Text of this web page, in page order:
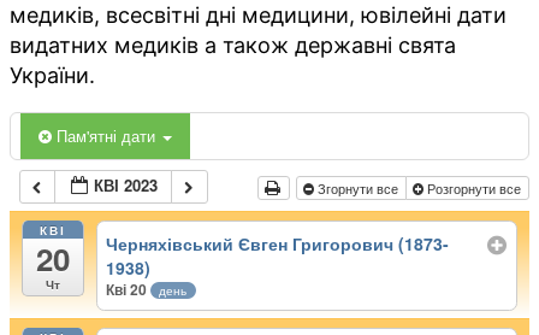
медиків, всесвітні дні медицини, ювілейні дати
видатних медиків а також державні свята
України.
Пам'ятні дати
КВІ 2023 Згорнути все Розгорнути все
КВІ
20
Чт
Черняхівський Євген Григорович (1873-
1938)
Кві 20 день